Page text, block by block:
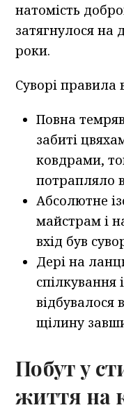
натомість
затягнулося на
роки.
Суворі правила
Повна
забиті
ковдрами,
потрапляло
Абсолютне
майстрам і
вхід був
Дері на
спілкування
відбувалося
щілину
Побут у
життя на